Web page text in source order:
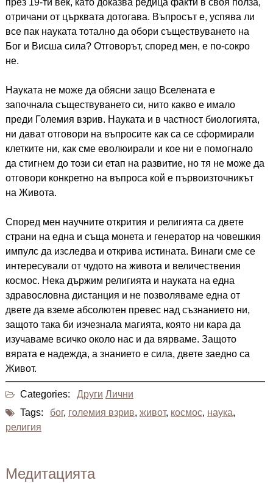
през 19-ти век, като доказва редица факти в своя полза,
отричани от църквата дотогава. Въпросът е, успява ли
все пак науката тотално да обори съществуването на
Бог и Висша сила? Отговорът, според мен, е по-сокро
не.
Науката не може да обясни защо Вселената е
започнала съществуването си, нито какво е имало
преди Големия взрив. Науката и в частност биологията,
ни дават отговори на въпросите как са се сформирали
клетките ни, как сме еволюирали и кое ни е помогнало
да стигнем до този си етап на развитие, но тя не може да
отговори конкретно на въпроса кой е първоизточникът
на Живота.
Според мен научните открития и религията са двете
страни на една и съща монета и генератор на човешкия
импулс да изследва и открива истината. Винаги сме се
интересували от чудото на живота и величествения
космос. Нека държим религията и науката на една
здравословна дистанция и не позволяваме една от
двете да вземе абсолютен превес над съзнанието ни,
защото така би изчезнала магията, която ни кара да
изучаваме всичко около нас и да вярваме. Защото
вярата е надежда, а знанието е сила, двете заедно са
Живот.
Categories: Други Лични
Tags:
бог, големия взрив, живот, космос, наука,
религия
Медитацията